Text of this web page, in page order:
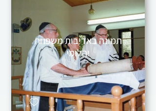
תמונה באדיבות משפחת
יהלומי